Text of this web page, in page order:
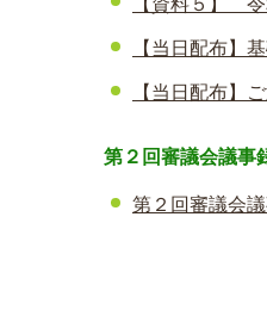
【当日配布】
【当日配布】
第２回審議会議事
第２回審議会